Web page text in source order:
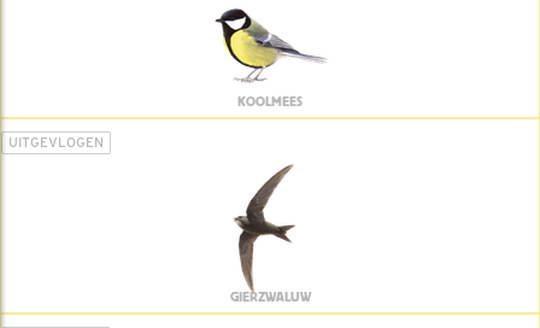
KOOLMEES
UITGEVLOGEN
GIERZWALUW